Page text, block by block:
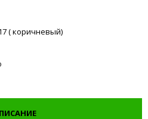
( коричневый)